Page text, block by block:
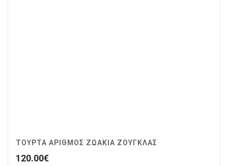
ΤΟΥΡΤΑ ΑΡΙΘΜΟΣ ΖΩΆΚΙΑ ΖΟΥΓΚΛΑΣ
120.00€